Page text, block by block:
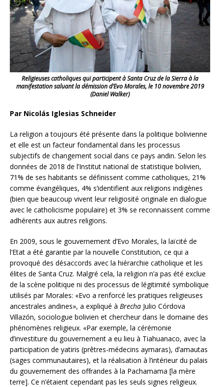
Religieuses catholiques qui participent à Santa Cruz de la Sierra à la
manifestation saluant la démission d’Evo Morales, le 10 novembre 2019
(Daniel Walker)
Par Nicolás Iglesias Schneider
La religion a toujours été présente dans la politique bolivienne
et elle est un facteur fondamental dans les processus
subjectifs de changement social dans ce pays andin. Selon les
données de 2018 de l’Institut national de statistique bolivien,
71% de ses habitants se définissent comme catholiques, 21%
comme évangéliques, 4% s’identifient aux religions indigènes
(bien que beaucoup vivent leur religiosité originale en dialogue
avec le catholicisme populaire) et 3% se reconnaissent comme
adhérents aux autres religions.
En 2009, sous le gouvernement d’Evo Morales, la laïcité de
l’Etat a été garantie par la nouvelle Constitution, ce qui a
provoqué des désaccords avec la hiérarchie catholique et les
élites de Santa Cruz. Malgré cela, la religion n’a pas été exclue
de la scène politique ni des processus de légitimité symbolique
utilisés par Morales: «Evo a renforcé les pratiques religieuses
ancestrales andines», a expliqué à Brecha Julio Córdova
Villazón, sociologue bolivien et chercheur dans le domaine des
phénomènes religieux. «Par exemple, la cérémonie
d’investiture du gouvernement a eu lieu à Tiahuanaco, avec la
participation de yatiris (prêtres-médecins aymaras), d’amautas
(sages communautaires), et la réalisation à l’intérieur du palais
du gouvernement des offrandes à la Pachamama [la mère
terre]. Ce n’étaient cependant pas les seuls signes religieux.